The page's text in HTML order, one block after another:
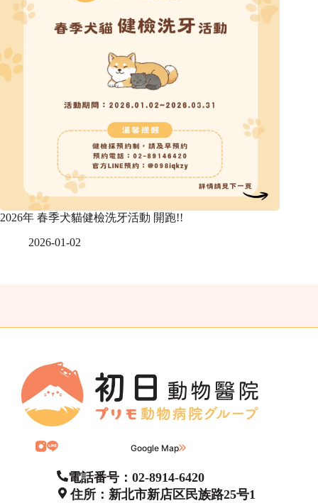
2026年 春季犬貓健檢洗牙活動 開跑!!
2026-01-02
Google Map
電話番号：02-8914-6420
住所：新北市新店区民族路25号1